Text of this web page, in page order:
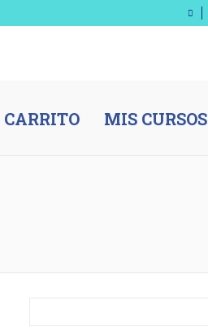
CARRITO MIS CURSOS